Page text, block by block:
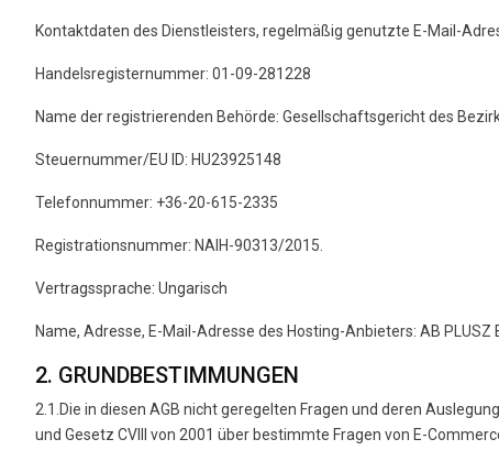
Kontaktdaten des Dienstleisters, regelmäßig genutzte E-Mail-
Handelsregisternummer: 01-09-281228
Name der registrierenden Behörde: Gesellschaftsgericht des
Steuernummer/EU ID: HU23925148
Telefonnummer: +36-20-615-2335
Registrationsnummer: NAIH-90313/2015.
Vertragssprache: Ungarisch
Name, Adresse, E-Mail-Adresse des Hosting-Anbieters: AB
2. GRUNDBESTIMMUNGEN
2.1.Die in diesen AGB nicht geregelten Fragen und deren
und Gesetz CVIII von 2001 über bestimmte Fragen von E-